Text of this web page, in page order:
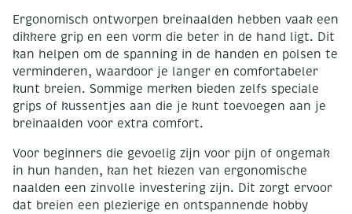
Ergonomisch ontworpen breinaalden hebben vaak een
dikkere grip en een vorm die beter in de hand ligt. Dit
kan helpen om de spanning in de handen en polsen te
verminderen, waardoor je langer en comfortabeler
kunt breien. Sommige merken bieden zelfs speciale
grips of kussentjes aan die je kunt toevoegen aan je
breinaalden voor extra comfort.
Voor beginners die gevoelig zijn voor pijn of ongemak
in hun handen, kan het kiezen van ergonomische
naalden een zinvolle investering zijn. Dit zorgt ervoor
dat breien een plezierige en ontspannende hobby